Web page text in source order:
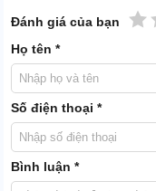
Loa phát
Loa được dùng để
trở nên mạch lạc, to và
Nút PPT
Đánh giá của bạn 1
Họ tên *
Số điện thoại *
Bình luận *